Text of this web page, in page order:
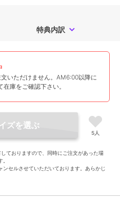
特典内訳
いただけません。AM6:00以降に
庫をご確認下さい。
ズを選ぶ
5人
ておりますので、同時にご注文があった場
セルさせていただいております。あらかじ